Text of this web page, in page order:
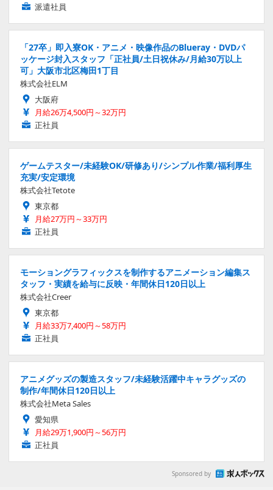
派遣社員
「27卒」即入寮OK・アニメ・映像作品のBlueray・DVDパ
ッケージ封入スタッフ「正社員/土日祝休み/月給30万以上
可」大阪市北区梅田1丁目
株式会社ELM
大阪府
月給26万4,500円～32万円
正社員
ゲームテスター/未経験OK/研修あり/シンプル作業/福利厚生
充実/安定環境
株式会社Tetote
東京都
月給27万円～33万円
正社員
モーショングラフィックスを制作するアニメーション編集ス
タッフ・実績を給与に反映・年間休日120日以上
株式会社Creer
東京都
月給33万7,400円～58万円
正社員
アニメグッズの製造スタッフ/未経験活躍中キャラグッズの
制作/年間休日120日以上
株式会社Meta Sales
愛知県
月給29万1,900円～56万円
正社員
Sponsored by